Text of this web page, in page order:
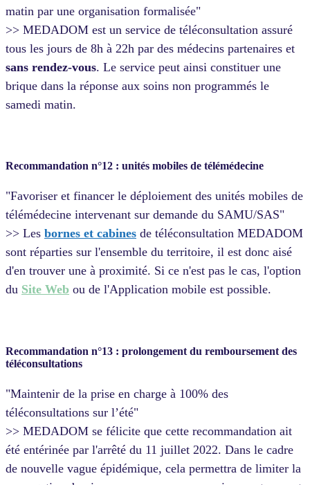
matin par une organisation formalisée"
>> MEDADOM est un service de téléconsultation assuré
tous les jours de 8h à 22h par des médecins partenaires et
sans rendez-vous. Le service peut ainsi constituer une
brique dans la réponse aux soins non programmés le
samedi matin.
Recommandation n°12 : unités mobiles de télémédecine
"Favoriser et financer le déploiement des unités mobiles de
télémédecine intervenant sur demande du SAMU/SAS"
>> Les bornes et cabines de téléconsultation MEDADOM
sont réparties sur l'ensemble du territoire, il est donc aisé
d'en trouver une à proximité. Si ce n'est pas le cas, l'option
du Site Web ou de l'Application mobile est possible.
Recommandation n°13 : prolongement du remboursement des
téléconsultations
"Maintenir de la prise en charge à 100% des
téléconsultations sur l’été"
>> MEDADOM se félicite que cette recommandation ait
été entérinée par l'arrêté du 11 juillet 2022. Dans le cadre
de nouvelle vague épidémique, cela permettra de limiter la